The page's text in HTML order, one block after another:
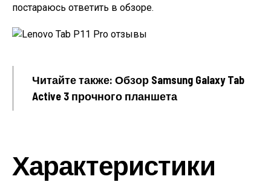
постараюсь ответить в обзоре.
Читайте также: Обзор Samsung Galaxy Tab
Active 3 прочного планшета
Характеристики